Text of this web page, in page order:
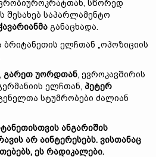
სწორედ
შესახებ საპარლამენტო
განაცხადა.
ბრიტანეთის ელჩთან „ოპოზიციის
გარეთ უორდთან, ევროკავშირის
ელჩთან, პეტერ
სტუმრობები ძალიან
ანგარიშის
არ აინტერესებს. ვისთანაც
ეს რადიკალები.